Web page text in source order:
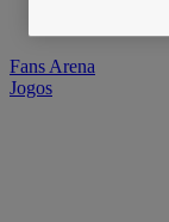
Fans Arena
Jogos